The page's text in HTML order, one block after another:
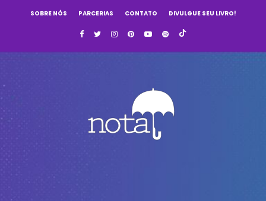
SOBRE NÓS PARCERIAS CONTATO DIVULGUE SEU LIVRO!